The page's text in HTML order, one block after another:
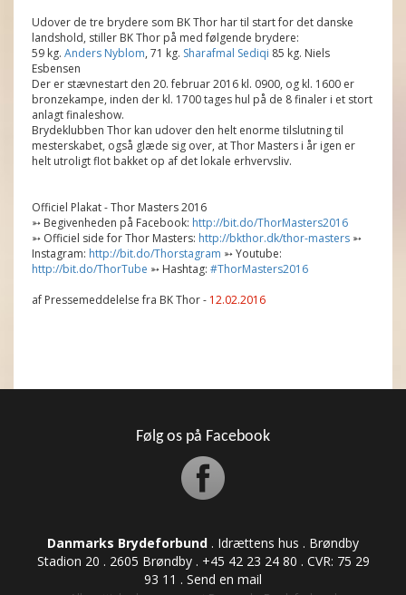
Udover de tre brydere som BK Thor har til start for det danske
landshold, stiller BK Thor på med følgende brydere:
59 kg. Anders Nyblom, 71 kg. Sharafmal Sediqi 85 kg. Niels
Esbensen
Der er stævnestart den 20. februar 2016 kl. 0900, og kl. 1600 er
bronzekampe, inden der kl. 1700 tages hul på de 8 finaler i et stort
anlagt finaleshow.
Brydeklubben Thor kan udover den helt enorme tilslutning til
mesterskabet, også glæde sig over, at Thor Masters i år igen er
helt utroligt flot bakket op af det lokale erhvervsliv.
Officiel Plakat - Thor Masters 2016
➳ Begivenheden på Facebook: http://bit.do/ThorMasters2016
➳ Officiel side for Thor Masters: http://bkthor.dk/thor-masters ➳
Instagram: http://bit.do/Thorstagram ➳ Youtube:
http://bit.do/ThorTube ➳ Hashtag: #ThorMasters2016
af Pressemeddelelse fra BK Thor - 12.02.2016
Følg os på Facebook
Danmarks Brydeforbund . Idrættens hus . Brøndby
Stadion 20 . 2605 Brøndby . +45 42 23 24 80 . CVR: ​​​​​​75 29
93 11 . Send en mail